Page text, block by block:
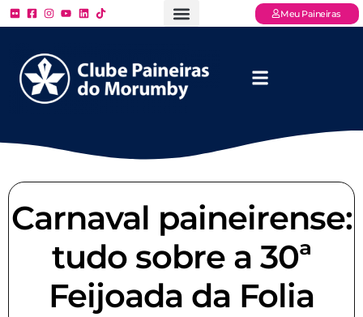
Meu Paineiras
Carnaval paineirense:
tudo sobre a 30ª
Feijoada da Folia